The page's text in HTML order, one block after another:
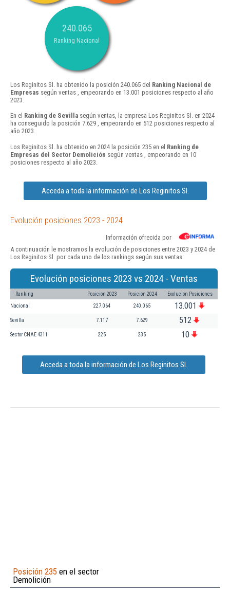
240.065
Ranking Nacional
Los Reginitos Sl. ha obtenido la posición 240.065 del Ranking Nacional de
Empresas según ventas , empeorando en 13.001 posiciones respecto al año
2023.
En el Ranking de Sevilla según ventas, la empresa Los Reginitos Sl. en 2024
ha conseguido la posición 7.629 , empeorando en 512 posiciones respecto al
año 2023.
Los Reginitos Sl. ha obtenido en 2024 la posición 235 en el Ranking de
Empresas del Sector Demolición según ventas , empeorando en 10
posiciones respecto al año 2023.
Acceda a toda la información de Los Reginitos Sl.
Evolución posiciones 2023 - 2024
Información ofrecida por
A continuación le mostramos la evolución de posiciones entre 2023 y 2024 de
Los Reginitos Sl. por cada uno de los rankings según sus ventas:
Evolución posiciones 2023 vs 2024 - Ventas
Ranking Posición 2023 Posición 2024 Evolución Posiciones
Nacional 227.064 240.065 13.001
Sevilla 7.117 7.629 512
Sector CNAE 4311 225 235 10
Acceda a toda la información de Los Reginitos Sl.
Posición 235 en el sector
Demolición